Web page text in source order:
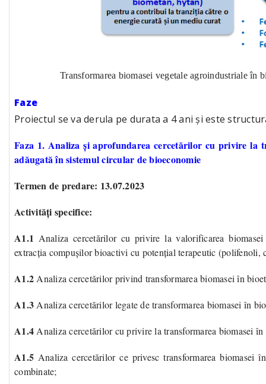
Transformarea biomasei vegetale agroindustriale în
Faze
Proiectul se va derula pe durata a 4 ani și este
Faza 1. Analiza și aprofundarea cercetărilor cu privire la
adăugată în sistemul circular de bioeconomie
Termen de predare: 13.07.2023
Activități specifice:
A1.1 Analiza cercetărilor cu privire la valorificarea
extracția compușilor bioactivi cu potențial terapeutic (polifenoli,
A1.2 Analiza cercetărilor privind transformarea biomasei în
A1.3 Analiza cercetărilor legate de transformarea biomasei în
A1.4 Analiza cercetărilor cu privire la transformarea biomasei
A1.5 Analiza cercetărilor ce privesc transformarea biomasei
combinate;